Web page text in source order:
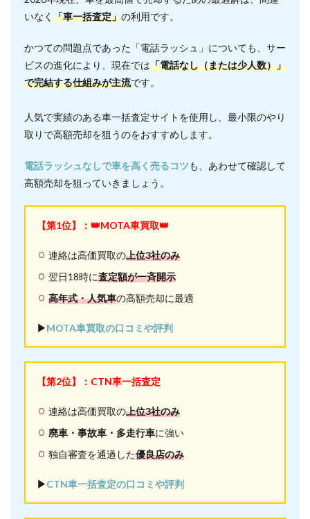
いなく 「車一括査定」の利用です。
かつての問題点であった「電話ラッシュ」についても、サー
ビスの進化により、現在では「電話なし（または少人数）」
で完結する仕組みが主流です。
人気で実績のある車一括査定サイトを使用し、最小限のやり
取りで高額売却を狙うのをおすすめします。
電話ラッシュなしで車を高く売るコツも、あわせて確認して
高額売却を狙っていきましょう。
【第1位】：👑MOTA車買取👑
連絡は高価買取の上位3社のみ
翌日18時に査定額が一斉開示
高年式・人気車の高額売却に最適
▶︎MOTA車買取の口コミや評判
【第2位】：CTN車一括査定
連絡は高価買取の上位3社のみ
廃車・事故車・多走行車に強い
独自審査を通過した優良店のみ
▶︎CTN車一括査定の口コミや評判